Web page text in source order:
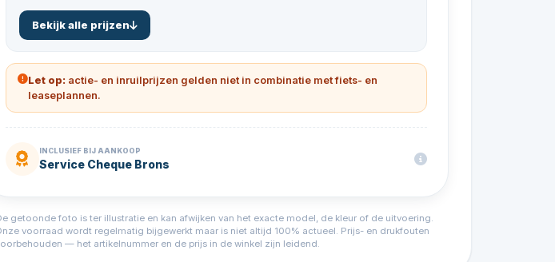
Bekijk alle prijzen
Let op:actie- en inruilprijzen gelden niet in combinatie met fiets- en
leaseplannen.
INCLUSIEF BIJ AANKOOP
Service Cheque Brons
getoonde foto is ter illustratie en kan afwijken van het exacte model, de kleur of de uitvoering.
voorraad wordt regelmatig bijgewerkt maar is niet altijd 100% actueel. Prijs- en drukfouten
— het artikelnummer en de prijs in de winkel zijn leidend.